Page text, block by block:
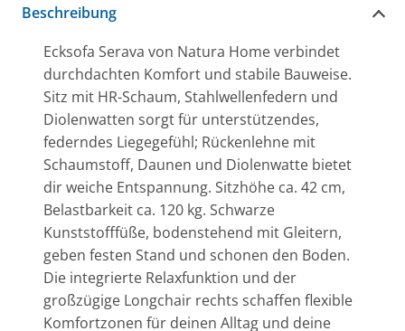
Beschreibung
Ecksofa Serava von Natura Home verbindet
durchdachten Komfort und stabile Bauweise.
Sitz mit HR-Schaum, Stahlwellenfedern und
Diolenwatten sorgt für unterstützendes,
federndes Liegegefühl; Rückenlehne mit
Schaumstoff, Daunen und Diolenwatte bietet
dir weiche Entspannung. Sitzhöhe ca. 42 cm,
Belastbarkeit ca. 120 kg. Schwarze
Kunststofffüße, bodenstehend mit Gleitern,
geben festen Stand und schonen den Boden.
Die integrierte Relaxfunktion und der
großzügige Longchair rechts schaffen flexible
Komfortzonen für deinen Alltag und deine